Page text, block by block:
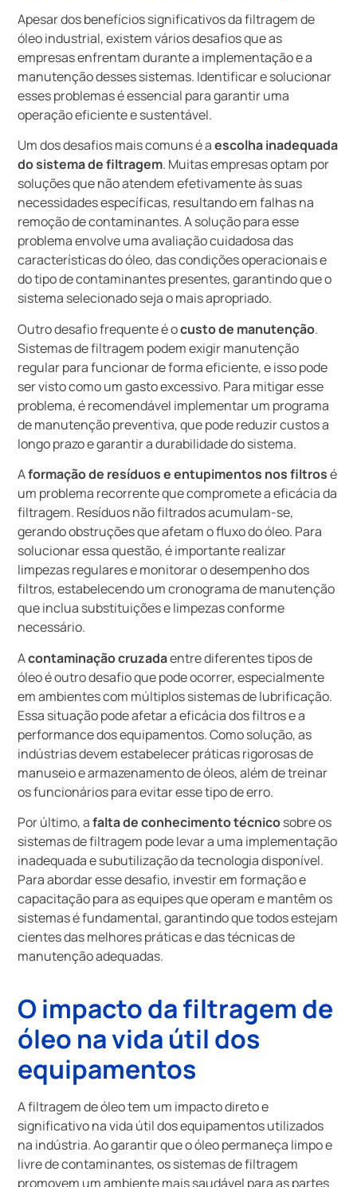
Apesar dos benefícios significativos da filtragem de
óleo industrial, existem vários desafios que as
empresas enfrentam durante a implementação e a
manutenção desses sistemas. Identificar e solucionar
esses problemas é essencial para garantir uma
operação eficiente e sustentável.
Um dos desafios mais comuns é aescolha inadequada
do sistema de filtragem. Muitas empresas optam por
soluções que não atendem efetivamente às suas
necessidades específicas, resultando em falhas na
remoção de contaminantes. A solução para esse
problema envolve uma avaliação cuidadosa das
características do óleo, das condições operacionais e
do tipo de contaminantes presentes, garantindo que o
sistema selecionado seja o mais apropriado.
Outro desafio frequente é ocusto de manutenção.
Sistemas de filtragem podem exigir manutenção
regular para funcionar de forma eficiente, e isso pode
ser visto como um gasto excessivo. Para mitigar esse
problema, é recomendável implementar um programa
de manutenção preventiva, que pode reduzir custos a
longo prazo e garantir a durabilidade do sistema.
Aformação de resíduos e entupimentos nos filtrosé
um problema recorrente que compromete a eficácia da
filtragem. Resíduos não filtrados acumulam-se,
gerando obstruções que afetam o fluxo do óleo. Para
solucionar essa questão, é importante realizar
limpezas regulares e monitorar o desempenho dos
filtros, estabelecendo um cronograma de manutenção
que inclua substituições e limpezas conforme
necessário.
Acontaminação cruzadaentre diferentes tipos de
óleo é outro desafio que pode ocorrer, especialmente
em ambientes com múltiplos sistemas de lubrificação.
Essa situação pode afetar a eficácia dos filtros e a
performance dos equipamentos. Como solução, as
indústrias devem estabelecer práticas rigorosas de
manuseio e armazenamento de óleos, além de treinar
os funcionários para evitar esse tipo de erro.
Por último, afalta de conhecimento técnicosobre os
sistemas de filtragem pode levar a uma implementação
inadequada e subutilização da tecnologia disponível.
Para abordar esse desafio, investir em formação e
capacitação para as equipes que operam e mantêm os
sistemas é fundamental, garantindo que todos estejam
cientes das melhores práticas e das técnicas de
manutenção adequadas.
O impacto da filtragem de
óleo na vida útil dos
equipamentos
A filtragem de óleo tem um impacto direto e
significativo na vida útil dos equipamentos utilizados
na indústria. Ao garantir que o óleo permaneça limpo e
livre de contaminantes, os sistemas de filtragem
promovem um ambiente mais saudável para as partes